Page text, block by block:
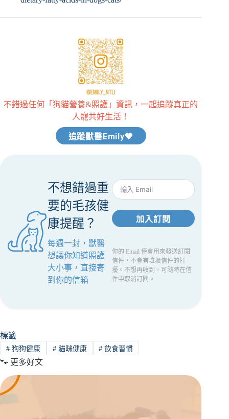
不錯過任何「狗貓營養&照護」資訊，一起追蹤真正的
人寵共好生活！
追蹤獸醫Emily🧡
不想錯過重
要的毛孩健
康提醒？
每週一封，獸醫
想讓你知道照護
大小事，直接寄
到你的信箱
加入訂閱
你的 Email 僅會用來發送訂閱
信件，不會有垃圾信件的打
擾。不想再收到，可隨時在信
件中取消訂閱。
標籤
#狗狗健康 #貓咪健康 # 飲食習慣
🐾 更多好文